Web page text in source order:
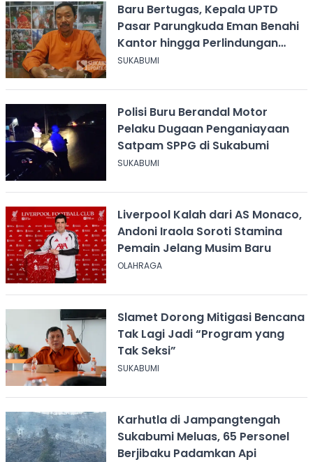
Baru Bertugas, Kepala UPTD
Pasar Parungkuda Eman Benahi
Kantor hingga Perlindungan
Pekerja
SUKABUMI
Polisi Buru Berandal Motor
Pelaku Dugaan Penganiayaan
Satpam SPPG di Sukabumi
SUKABUMI
Liverpool Kalah dari AS Monaco,
Andoni Iraola Soroti Stamina
Pemain Jelang Musim Baru
OLAHRAGA
Slamet Dorong Mitigasi Bencana
Tak Lagi Jadi “Program yang
Tak Seksi”
SUKABUMI
Karhutla di Jampangtengah
Sukabumi Meluas, 65 Personel
Berjibaku Padamkan Api